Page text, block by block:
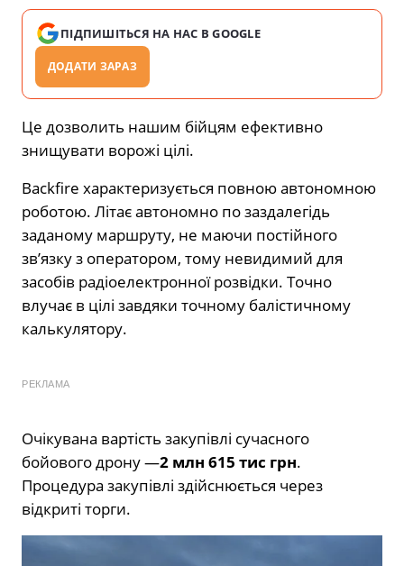
ПІДПИШІТЬСЯ НА НАС В GOOGLE
ДОДАТИ ЗАРАЗ
Це дозволить нашим бійцям ефективно
знищувати ворожі цілі.
Backfire характеризується повною автономною
роботою. Літає автономно по заздалегідь
заданому маршруту, не маючи постійного
зв’язку з оператором, тому невидимий для
засобів радіоелектронної розвідки. Точно
влучає в цілі завдяки точному балістичному
калькулятору.
РЕКЛАМА
Очікувана вартість закупівлі сучасного
бойового дрону —2 млн 615 тис грн.
Процедура закупівлі здійснюється через
відкриті торги.